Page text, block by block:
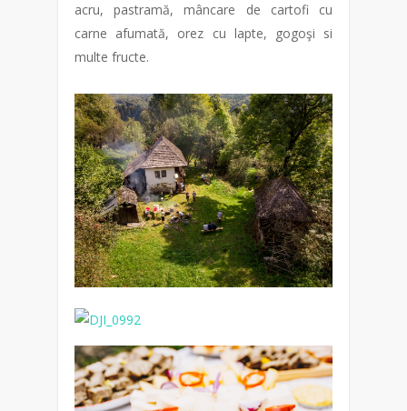
acru, pastramă, mâncare de cartofi cu
carne afumată, orez cu lapte, gogoşi si
multe fructe.